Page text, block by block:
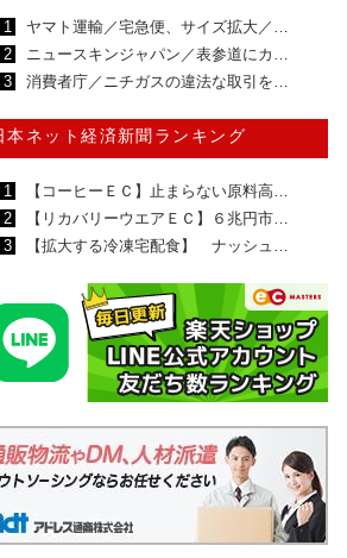
1
ヤマト運輸／宅急便、サイズ拡大／…
2
ニュースキンジャパン／表参道にカ…
3
消費者庁／ニチガスの違法な取引を…
本ネット経済新聞ランキング
1
【コーヒーＥＣ】止まらない原料高…
2
【リカバリーウエアＥＣ】６兆円市…
3
【拡大する冷凍宅配食】 ナッシュ…